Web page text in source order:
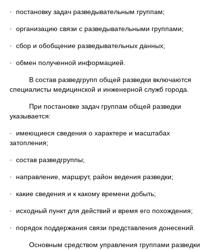
· постановку задач разведывательным группам;
· организацию связи с разведывательными группами;
· сбор и обобщение разведывательных данных;
· обмен полученной информацией.
В состав разведгрупп общей разведки включаются
специалисты медицинской и инженерной служб города.
При постановке задач группам общей разведки
указывается:
· имеющиеся сведения о характере и масштабах
затопления;
· состав разведгруппы;
· направление, маршрут, район ведения разведки;
· какие сведения и к какому времени добыть;
· исходный пункт для действий и время его похождения;
· порядок поддержания связи представления донесений.
Основным средством управления группами разведки